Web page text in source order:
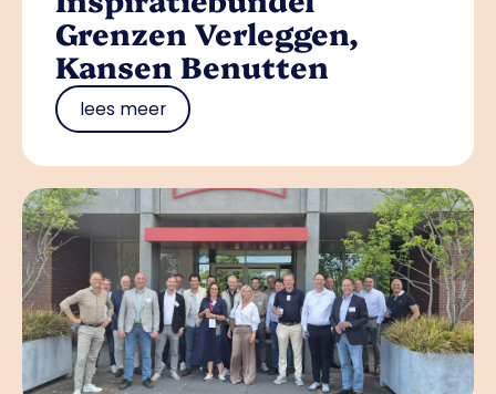
Grenzen Verleggen,
Kansen Benutten
lees meer